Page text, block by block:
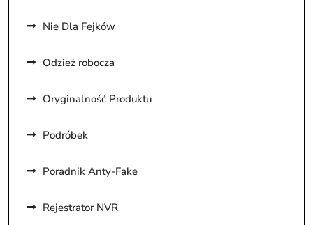
Nie Dla Fejków
Odzież robocza
Oryginalność Produktu
Podróbek
Poradnik Anty-Fake
Rejestrator NVR